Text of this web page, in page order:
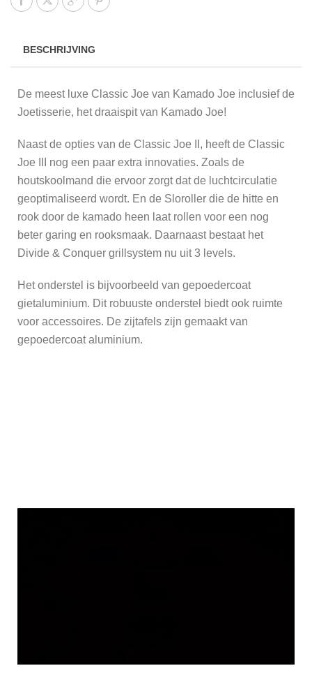
BESCHRIJVING
De meest luxe Classic Joe van Kamado Joe inclusief de
Joetisserie, het draaispit van Kamado Joe!
Naast de opties van de Classic Joe II, heeft de Classic
Joe III nog een paar extra innovaties. Zoals de
houtskoolmand die ervoor zorgt dat de luchtcirculatie
geoptimaliseerd wordt. En de Sloroller die de hitte en
rook door de kamado heen laat rollen voor een nog
beter garing en rooksmaak. Daarnaast bestaat het
Divide & Conquer grillsystem nu uit 3 levels.
Het onderstel is bijvoorbeeld van gepoedercoat
gietaluminium. Dit robuuste onderstel biedt ook ruimte
voor accessoires. De zijtafels zijn gemaakt van
gepoedercoat aluminium.